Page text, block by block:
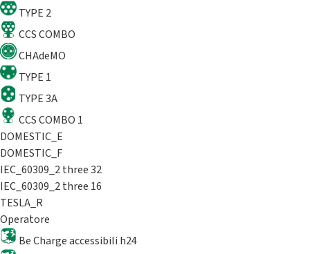
TYPE 2
CCS COMBO
CHAdeMO
TYPE 1
TYPE 3A
CCS COMBO 1
DOMESTIC_E
DOMESTIC_F
IEC_60309_2 three 32
IEC_60309_2 three 16
TESLA_R
Operatore
Be Charge accessibili h24